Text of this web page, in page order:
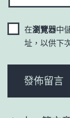
在瀏覽器中
址，以供下